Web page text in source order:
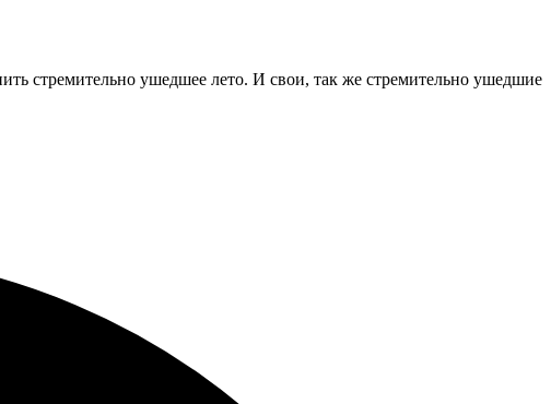
стремительно ушедшее лето. И свои, так же стремительно ушедшие